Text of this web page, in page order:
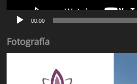
00:00
Fotografía